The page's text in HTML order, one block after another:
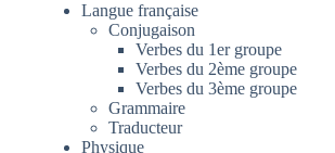
Langue française
Conjugaison
Verbes du 1er groupe
Verbes du 2ème groupe
Verbes du 3ème groupe
Grammaire
Traducteur
Physique